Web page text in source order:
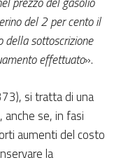
del 2 per cento il
della sottoscrizione
effettuato».
si tratta di una
se, in fasi
aumenti del costo
la